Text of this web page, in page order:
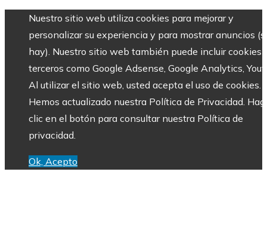
Nuestro sitio web utiliza cookies para mejorar y
personalizar su experiencia y para mostrar anuncios
hay). Nuestro sitio web también puede incluir cookies
terceros como Google Adsense, Google Analytics,
Al utilizar el sitio web, usted acepta el uso de cookies.
Hemos actualizado nuestra Política de Privacidad.
clic en el botón para consultar nuestra Política de
privacidad.
Ok, Acepto